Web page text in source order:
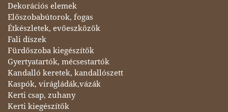
Dekorációs elemek
Előszobabútorok, fogas
Étkészletek, evőeszközök
Fali díszek
Fürdőszoba kiegészítők
Gyertyatartók, mécsestartók
Kandalló keretek, kandallószett
Kaspók, virágládák,vázák
Kerti csap, zuhany
Kerti kiegészítők